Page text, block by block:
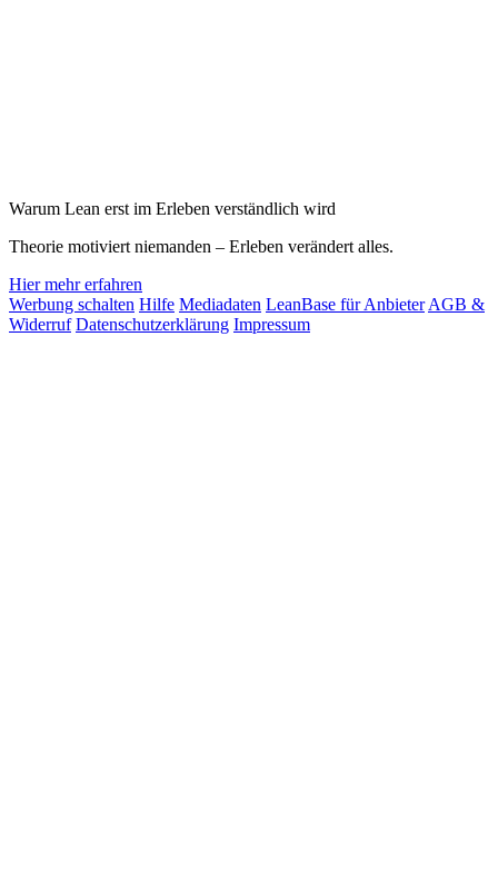
Warum Lean erst im Erleben verständlich wird
Theorie motiviert niemanden – Erleben verändert alles.
Hier mehr erfahren
Werbung schalten Hilfe Mediadaten LeanBase für Anbieter AGB &
Widerruf Datenschutzerklärung Impressum